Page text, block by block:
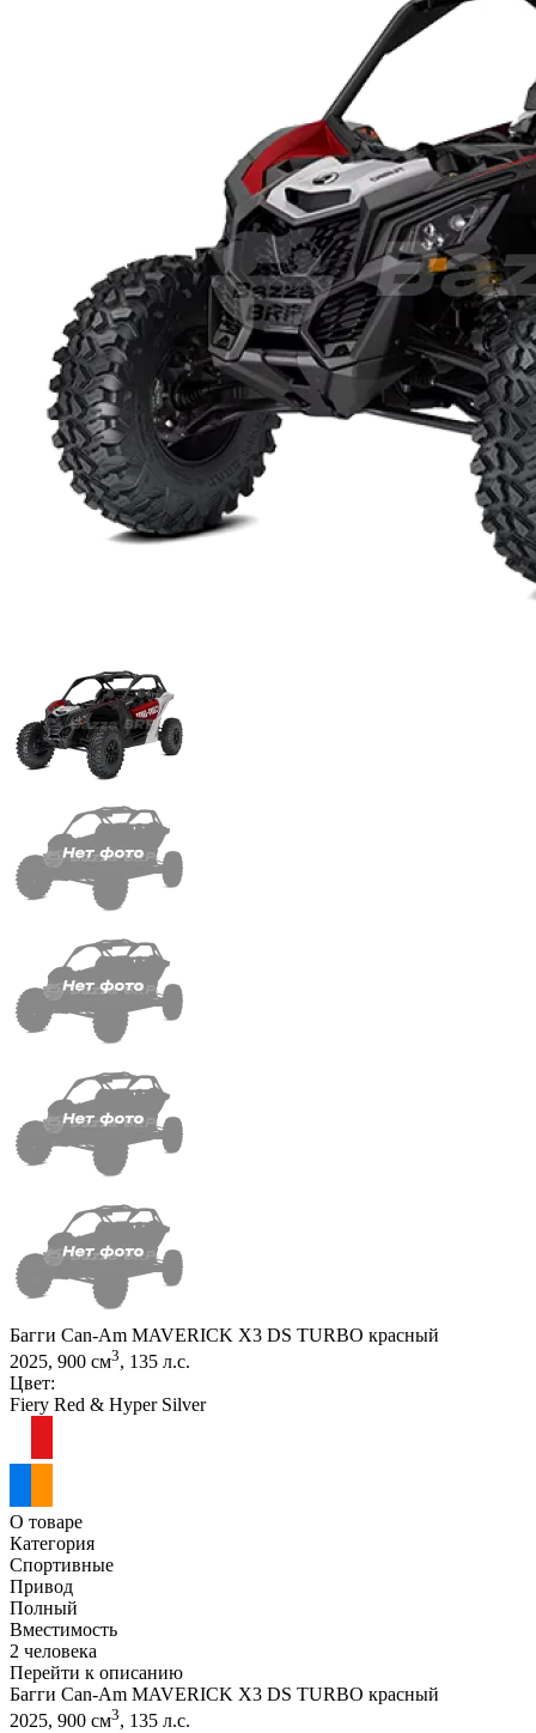
Багги Can-Am MAVERICK X3 DS TURBO красный
2025, 900 см3, 135 л.с.
Цвет:
Fiery Red & Hyper Silver
О товаре
Категория
Спортивные
Привод
Полный
Вместимость
2 человека
Перейти к описанию
Багги Can-Am MAVERICK X3 DS TURBO красный
2025, 900 см3, 135 л.с.